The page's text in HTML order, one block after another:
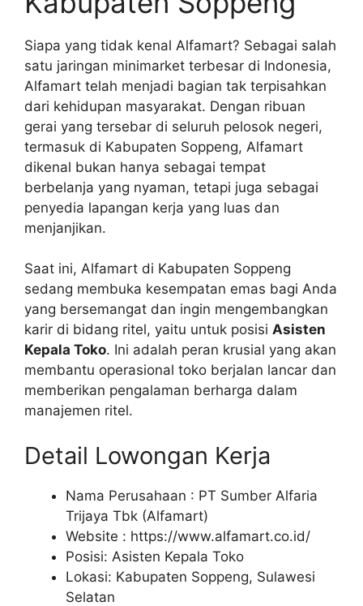
Siapa yang tidak kenal Alfamart? Sebagai salah
satu jaringan minimarket terbesar di Indonesia,
Alfamart telah menjadi bagian tak terpisahkan
dari kehidupan masyarakat. Dengan ribuan
gerai yang tersebar di seluruh pelosok negeri,
termasuk di Kabupaten Soppeng, Alfamart
dikenal bukan hanya sebagai tempat
berbelanja yang nyaman, tetapi juga sebagai
penyedia lapangan kerja yang luas dan
menjanjikan.
Saat ini, Alfamart di Kabupaten Soppeng
sedang membuka kesempatan emas bagi Anda
yang bersemangat dan ingin mengembangkan
karir di bidang ritel, yaitu untuk posisi Asisten
Kepala Toko. Ini adalah peran krusial yang akan
membantu operasional toko berjalan lancar dan
memberikan pengalaman berharga dalam
manajemen ritel.
Detail Lowongan Kerja
Nama Perusahaan : PT Sumber Alfaria
Trijaya Tbk (Alfamart)
Website : https://www.alfamart.co.id/
Posisi: Asisten Kepala Toko
Lokasi: Kabupaten Soppeng, Sulawesi
Selatan